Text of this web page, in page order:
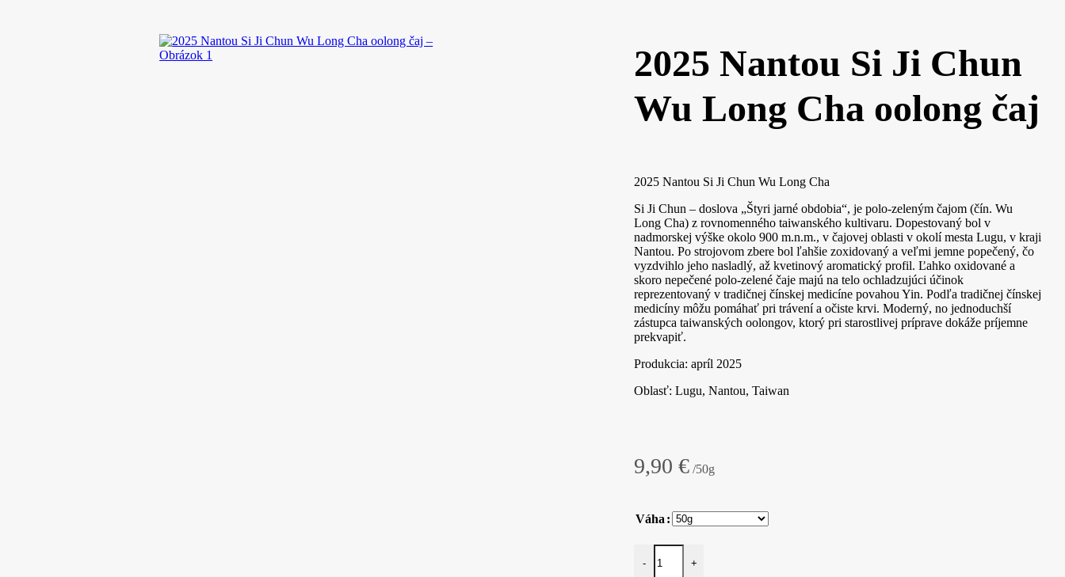
2025 Nantou Si Ji Chun
Wu Long Cha oolong čaj
2025 Nantou Si Ji Chun Wu Long Cha
Si Ji Chun – doslova „Štyri jarné obdobia“, je polo-zeleným čajom (čín. Wu
Long Cha) z rovnomenného taiwanského kultivaru. Dopestovaný bol v
nadmorskej výške okolo 900 m.n.m., v čajovej oblasti v okolí mesta Lugu, v kraji
Nantou. Po strojovom zbere bol ľahšie zoxidovaný a veľmi jemne popečený, čo
vyzdvihlo jeho nasladlý, až kvetinový aromatický profil. Ľahko oxidované a
skoro nepečené polo-zelené čaje majú na telo ochladzujúci účinok
reprezentovaný v tradičnej čínskej medicíne povahou Yin. Podľa tradičnej čínskej
medicíny môžu pomáhať pri trávení a očiste krvi. Moderný, no jednoduchší
zástupca taiwanských oolongov, ktorý pri starostlivej príprave dokáže príjemne
prekvapiť.
Produkcia: apríl 2025
Oblasť: Lugu, Nantou, Taiwan
9,90€ /50g
Váha
-
množstvo 2025 Nantou Si Ji Chun Wu Long Cha oolong čaj
+